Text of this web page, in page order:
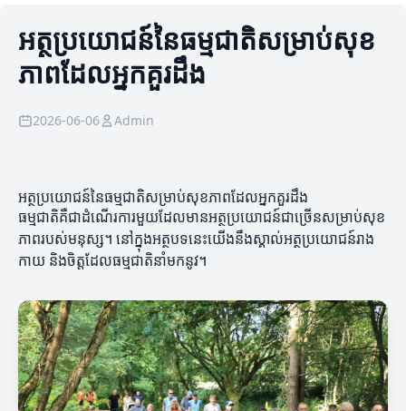
អត្ថប្រយោជន៍នៃធម្មជាតិសម្រាប់សុខ
ភាពដែលអ្នកគួរដឹង
2026-06-06 Admin
អត្ថប្រយោជន៍នៃធម្មជាតិសម្រាប់សុខភាពដែលអ្នកគួរដឹង
ធម្មជាតិគឺជាដំណើរការមួយដែលមានអត្ថប្រយោជន៍ជាច្រើនសម្រាប់សុខ
ភាពរបស់មនុស្ស។ នៅក្នុងអត្ថបទនេះយើងនឹងស្គាល់អត្ថប្រយោជន៍រាង
កាយ និងចិត្តដែលធម្មជាតិនាំមកនូវ។